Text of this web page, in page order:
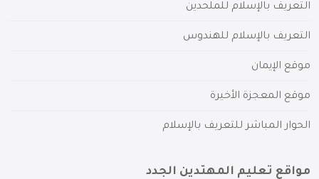
التعريف بالإسلام للملحدين
التعريف بالإسلام للهندوس
موقع الإيمان
موقع المعجزة الأخيرة
الحوار المباشر للتعريف بالإسلام
مواقع تعليم المهتدين الجدد